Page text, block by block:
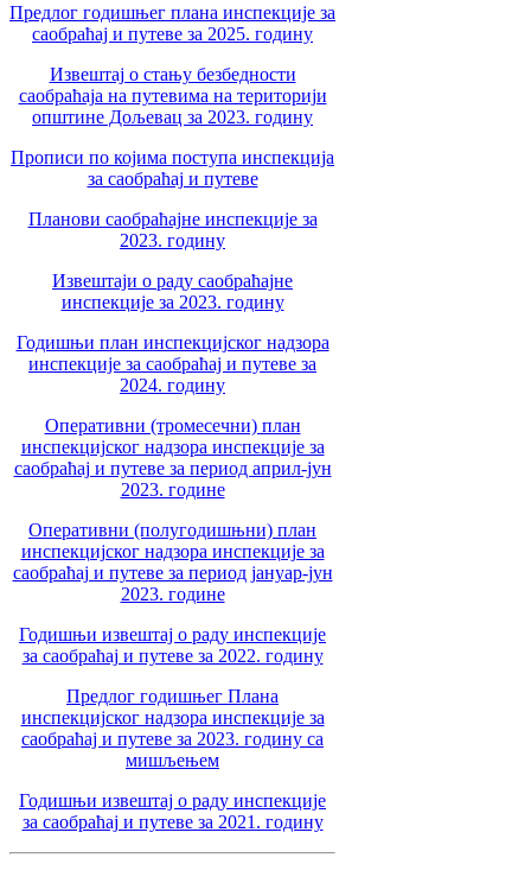
Предлог годишњег плана инспекције за
саобраћај и путеве за 2025. годину
Извештај о стању безбедности
саобраћаја на путевима на територији
општине Дољевац за 2023. годину
Прописи по којима поступа инспекција
за саобраћај и путеве
Планови саобраћајне инспекције за
2023. годину
Извештаји о раду саобраћајне
инспекције за 2023. годину
Годишњи план инспекцијског надзора
инспекције за саобраћај и путеве за
2024. годину
Оперативни (тромесечни) план
инспекцијског надзора инспекције за
саобраћај и путеве за период април-јун
2023. године
Оперативни (полугодишњни) план
инспекцијског надзора инспекције за
саобраћај и путеве за период јануар-јун
2023. године
Годишњи извештај о раду инспекције
за саобраћај и путеве за 2022. годину
Предлог годишњег Плана
инспекцијског надзора инспекције за
саобраћај и путеве за 2023. годину са
мишљењем
Годишњи извештај о раду инспекције
за саобраћај и путеве за 2021. годину